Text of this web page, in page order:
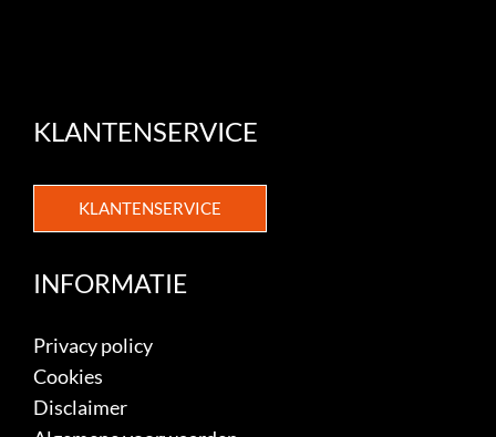
KLANTENSERVICE
KLANTENSERVICE
INFORMATIE
Privacy policy
Cookies
Disclaimer